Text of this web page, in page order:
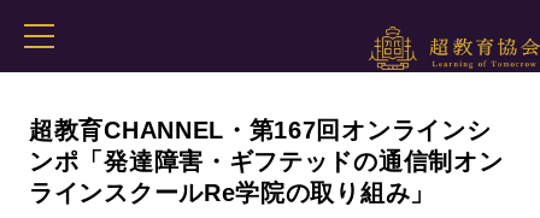
超教育CHANNEL・第167回オンラインシ
ンポ「発達障害・ギフテッドの通信制オン
ラインスクールRe学院の取り組み」